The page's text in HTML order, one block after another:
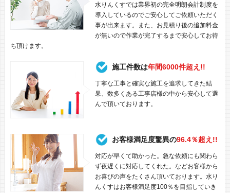
水りんくすでは業界初の完全明朗会計制度を
導入しているのでご安心してご依頼いただく
事が出来ます。また、お見積り後の追加料金
が無いので作業が完了するまで安心してお待
ち頂けます。
施工件数は年間6000件超え!!
丁寧な工事と確実な施工を追求してきた結
果、数多くある工事店様の中から安心して選
んで頂いております。
お客様満足度驚異の96.4％超え!!
対応が早くて助かった。急な依頼にも関わら
ず夜遅くに対応してくれた。などお客様から
お喜びの声をたくさん頂いております。水り
んくすはお客様満足度100％を目指していき